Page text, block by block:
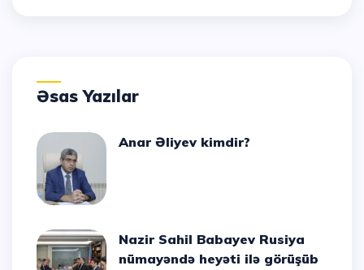
Əsas Yazılar
Anar Əliyev kimdir?
Nazir Sahil Babayev Rusiya
nümayəndə heyəti ilə görüşüb